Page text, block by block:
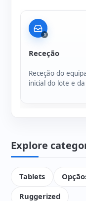
1
Receção
Receção do
inicial do lote e
Explore
Tablets
Ruggerized